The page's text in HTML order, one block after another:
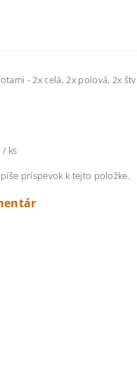
- 2x celá, 2x polová, 2x
/ ks
príspevok k tejto položke.